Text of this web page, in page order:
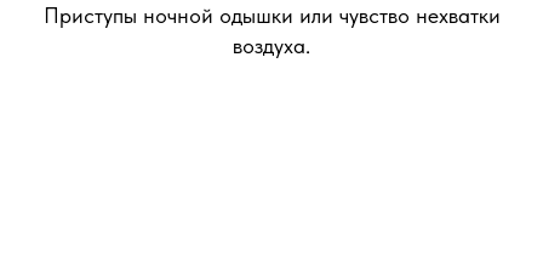
Приступы ночной одышки или чувство нехватки
воздуха.